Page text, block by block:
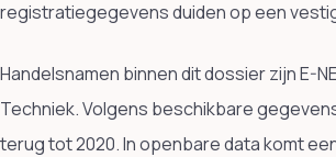
registratiegegevens duiden op een
Handelsnamen binnen dit dossier zijn E-
Techniek. Volgens beschikbare
terug tot 2020. In openbare data komt